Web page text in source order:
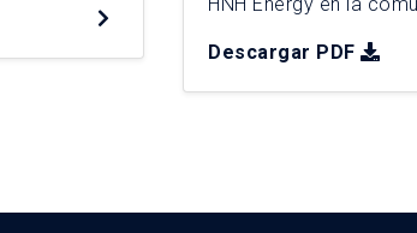
subjetiva
observación
tensiones, límites […]
Descargar PDF